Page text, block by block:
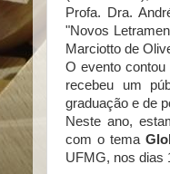
Profa. Dra.
"Novos
Marciotto de
O evento
recebeu um
graduação e de
Neste ano,
com o tema
UFMG, nos dias